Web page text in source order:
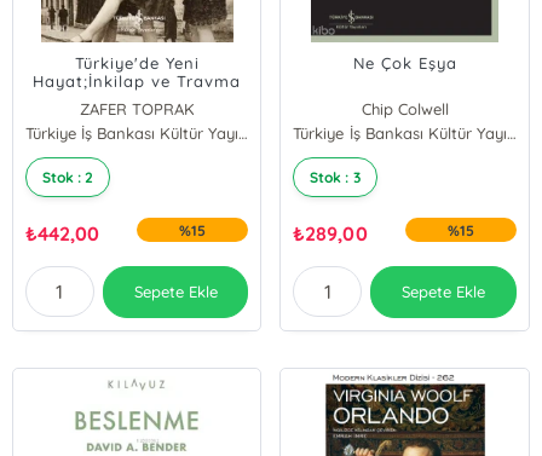
Türkiye'de Yeni
Hayat;İnkilap ve Travma
1908-1928
ZAFER TOPRAK
Türkiye İş Bankası Kültür Yayınları
Stok : 2
₺442,00 %15
Sepete Ekle
Ne Çok Eşya
Chip Colwell
Türkiye İş Bankası Kültür Yayınları
Stok : 3
₺289,00 %15
Sepete Ekle